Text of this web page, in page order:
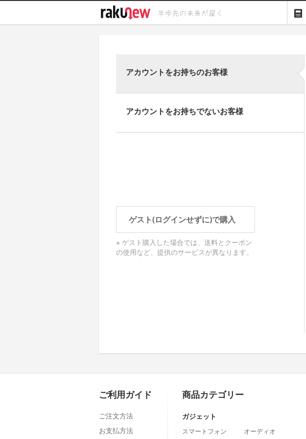
アカウントをお持ちのお客様
アカウントをお持ちでないお客様
ゲスト(ログインせずに)で購入
※ ゲスト購入した場合では、送料とクーポン
の使用など、提供のサービスが異なります。
ご利用ガイド
ご注文方法
お支払方法
商品カテゴリー
ガジェット
スマートフォン
オーディオ